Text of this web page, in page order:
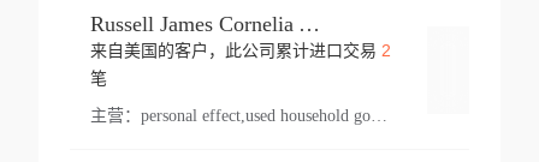
Russell James Cornelia Arlington Va
来自美国的客户，此公司累计进口交易 2
笔
主营： personal effect,used household goods